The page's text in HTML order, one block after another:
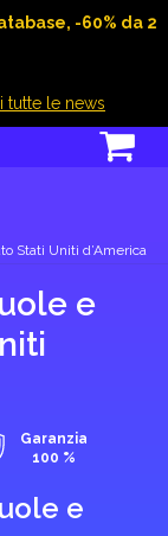
-60% da 2
tutte le news
Stati Uniti d’America
e
Garanzia
100 %
e